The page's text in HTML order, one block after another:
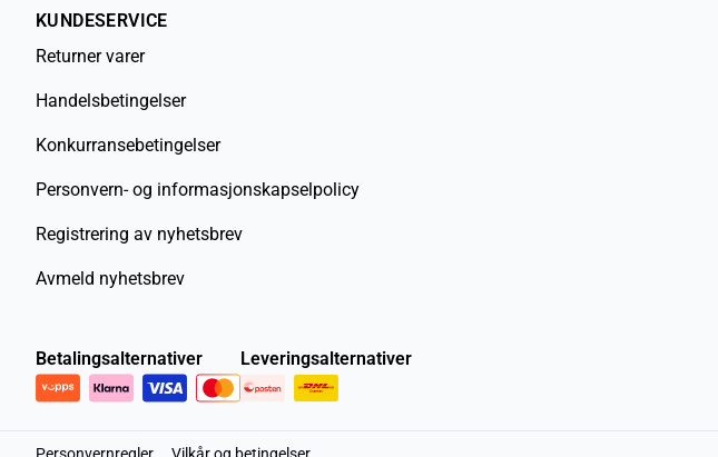
KUNDESERVICE
Returner varer
Handelsbetingelser
Konkurransebetingelser
Personvern- og informasjonskapselpolicy
Registrering av nyhetsbrev
Avmeld nyhetsbrev
Betalingsalternativer Leveringsalternativer